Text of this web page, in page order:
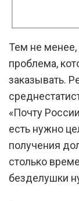
Тем не менее,
проблема,
заказывать.
«Почту
есть нужно
получения
столько
безделушки